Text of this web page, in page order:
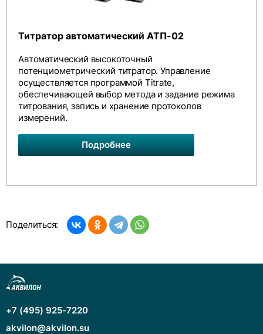
Титратор автоматический АТП-02
Автоматический высокоточный
потенциометрический титратор. Управление
осуществляется программой Titrate,
обеспечивающей выбор метода и задание режима
титрования, запись и хранение протоколов
измерений.
Подробнее
Поделиться:
+7 (495) 925-7220
akvilon@akvilon.su